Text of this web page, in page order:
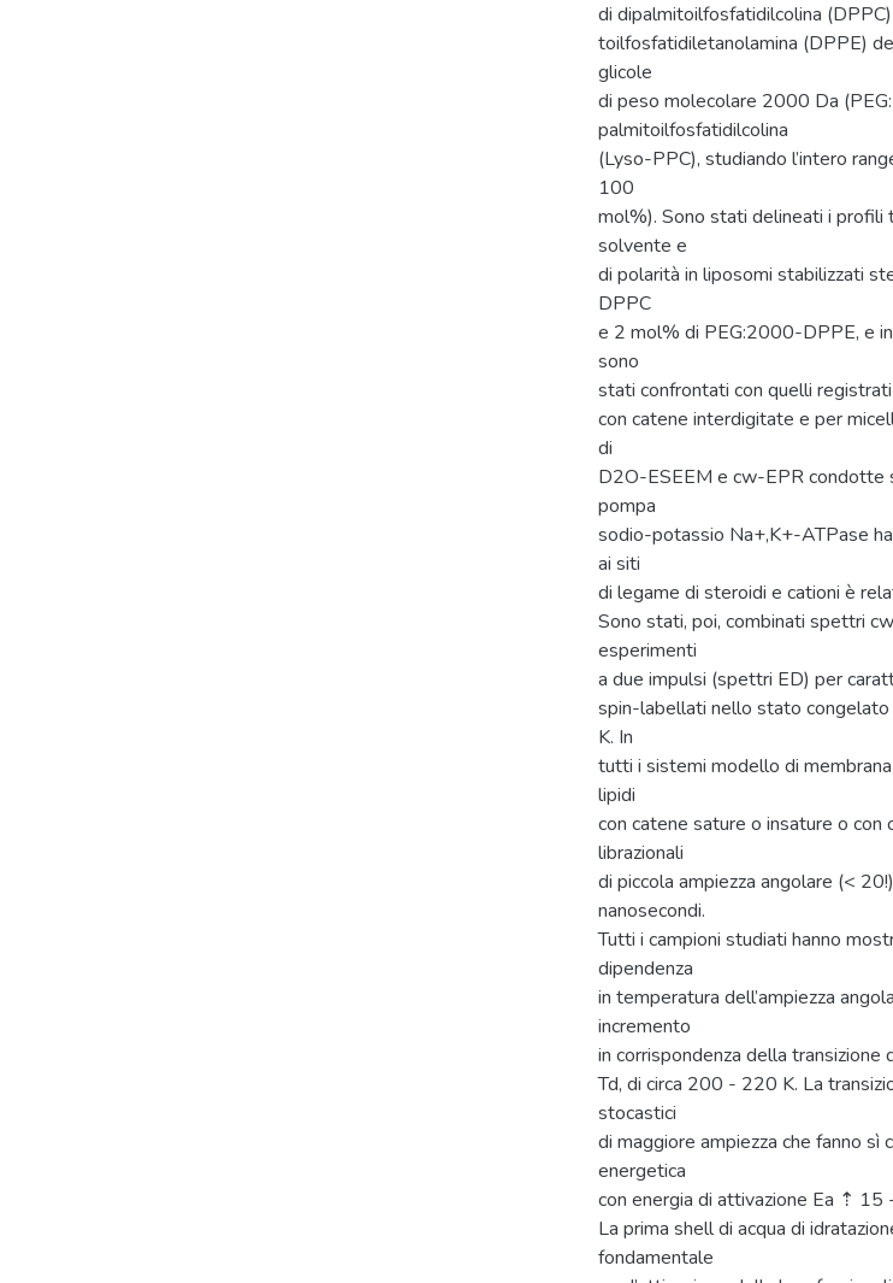
di dipalmitoilfosfatidilcolina
toilfosfatidiletanolamina (DPPE)
glicole
di peso molecolare 2000 Da
palmitoilfosfatidilcolina
(Lyso-PPC), studiando l’intero
100
mol%). Sono stati delineati i profili
solvente e
di polarità in liposomi stabilizzati
DPPC
e 2 mol% di PEG:2000-DPPE, e
sono
stati confrontati con quelli
con catene interdigitate e per
di
D2O-ESEEM e cw-EPR condotte
pompa
sodio-potassio Na+,K+-ATPase
ai siti
di legame di steroidi e cationi è
Sono stati, poi, combinati spettri
esperimenti
a due impulsi (spettri ED) per
spin-labellati nello stato
K. In
tutti i sistemi modello di
lipidi
con catene sature o insature o
librazionali
di piccola ampiezza angolare (<
nanosecondi.
Tutti i campioni studiati hanno
dipendenza
in temperatura dell’ampiezza
incremento
in corrispondenza della transizione
Td, di circa 200 - 220 K. La
stocastici
di maggiore ampiezza che fanno sì
energetica
con energia di attivazione Ea ⇡ 15
La prima shell di acqua di
fondamentale